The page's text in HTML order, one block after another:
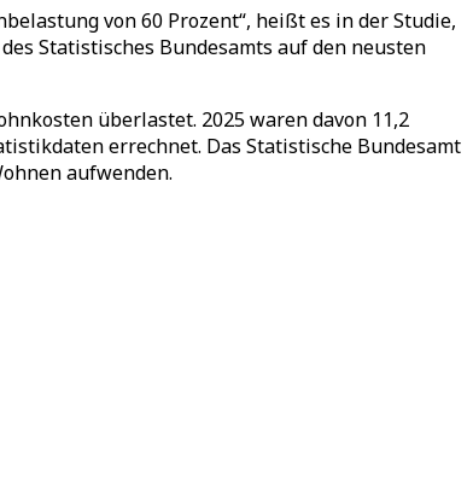
von 60 Prozent“, heißt es in der Studie,
Statistisches Bundesamts auf den neusten
überlastet. 2025 waren davon 11,2
errechnet. Das Statistische Bundesamt
aufwenden.